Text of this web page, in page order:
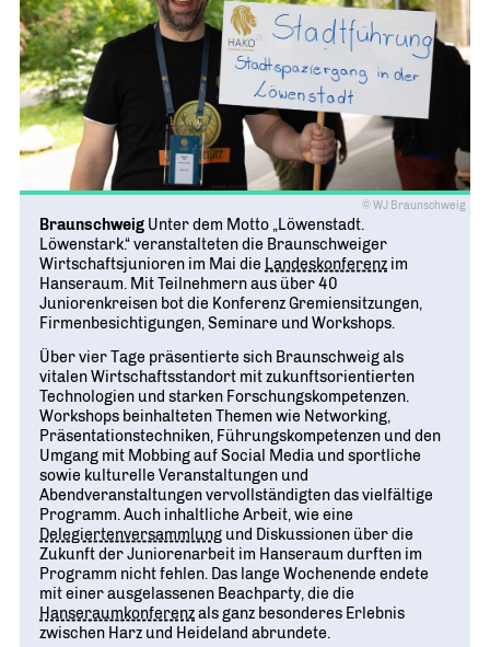
© WJ Braunschweig
Braunschweig Unter dem Motto „Löwenstadt.
Löwenstark.“ veranstalteten die Braunschweiger
Wirtschaftsjunioren im Mai die Landeskonferenz im
Hanseraum. Mit Teilnehmern aus über 40
Juniorenkreisen bot die Konferenz Gremiensitzungen,
Firmenbesichtigungen, Seminare und Workshops.
Über vier Tage präsentierte sich Braunschweig als
vitalen Wirtschaftsstandort mit zukunftsorientierten
Technologien und starken Forschungskompetenzen.
Workshops beinhalteten Themen wie Networking,
Präsentationstechniken, Führungskompetenzen und den
Umgang mit Mobbing auf Social Media und sportliche
sowie kulturelle Veranstaltungen und
Abendveranstaltungen vervollständigten das vielfältige
Programm. Auch inhaltliche Arbeit, wie eine
Delegiertenversammlung und Diskussionen über die
Zukunft der Juniorenarbeit im Hanseraum durften im
Programm nicht fehlen. Das lange Wochenende endete
mit einer ausgelassenen Beachparty, die die
Hanseraumkonferenzals ganz besonderes Erlebnis
zwischen Harz und Heideland abrundete.